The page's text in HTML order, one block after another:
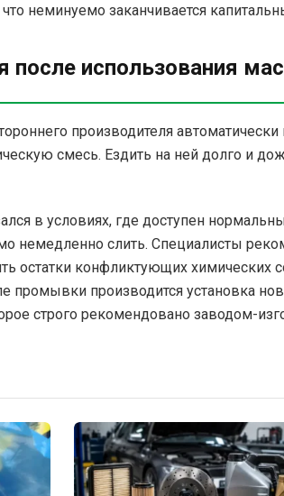
неминуемо заканчивается
после использования
производителя
смесь. Ездить на ней долго и
в условиях, где доступен
немедленно слить. Специалисты
остатки конфликтующих химических
промывки производится установка
строго рекомендовано заводом-